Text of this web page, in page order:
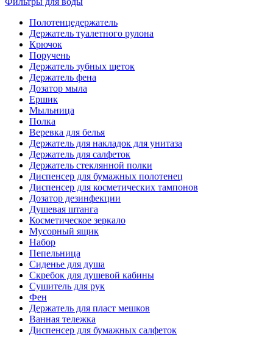
Полотенцедержатель
Держатель туалетного рулона
Крючок
Поручень
Держатель зубных щеток
Держатель фена
Дозатор мыла
Eршик
Мыльница
Полка
Веревка для белья
Держатель для накладок для унитаза
Держатель для салфеток
Держатель стеклянной полки
Диспенсер для бумажных полотенец
Диспенсер для косметических тампонов
Дозатор дезинфекции
Душевая штанга
Косметическое зеркало
Мусорный ящик
Набор
Пепельница
Сиденье для душа
Скребок для душевой кабины
Сушитель для рук
Фен
Держатель для пласт мешков
Ванная тележка
Диспенсер для бумажных салфеток